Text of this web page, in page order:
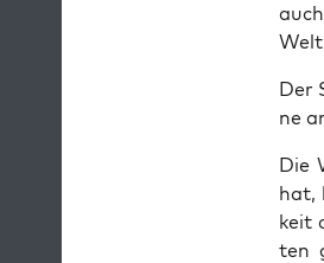
Der
ne
Die
hat,
keit
ten